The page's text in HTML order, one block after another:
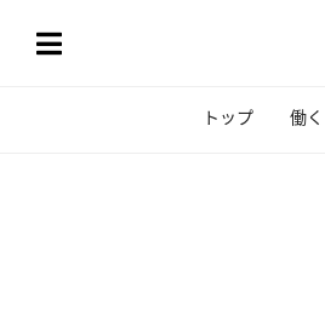
トップ 働く